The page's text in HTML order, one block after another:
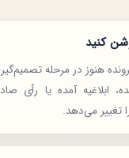
کنید
هنوز در مرحله
ابلاغیه آمده یا رأی
تغییر می‌دهد.